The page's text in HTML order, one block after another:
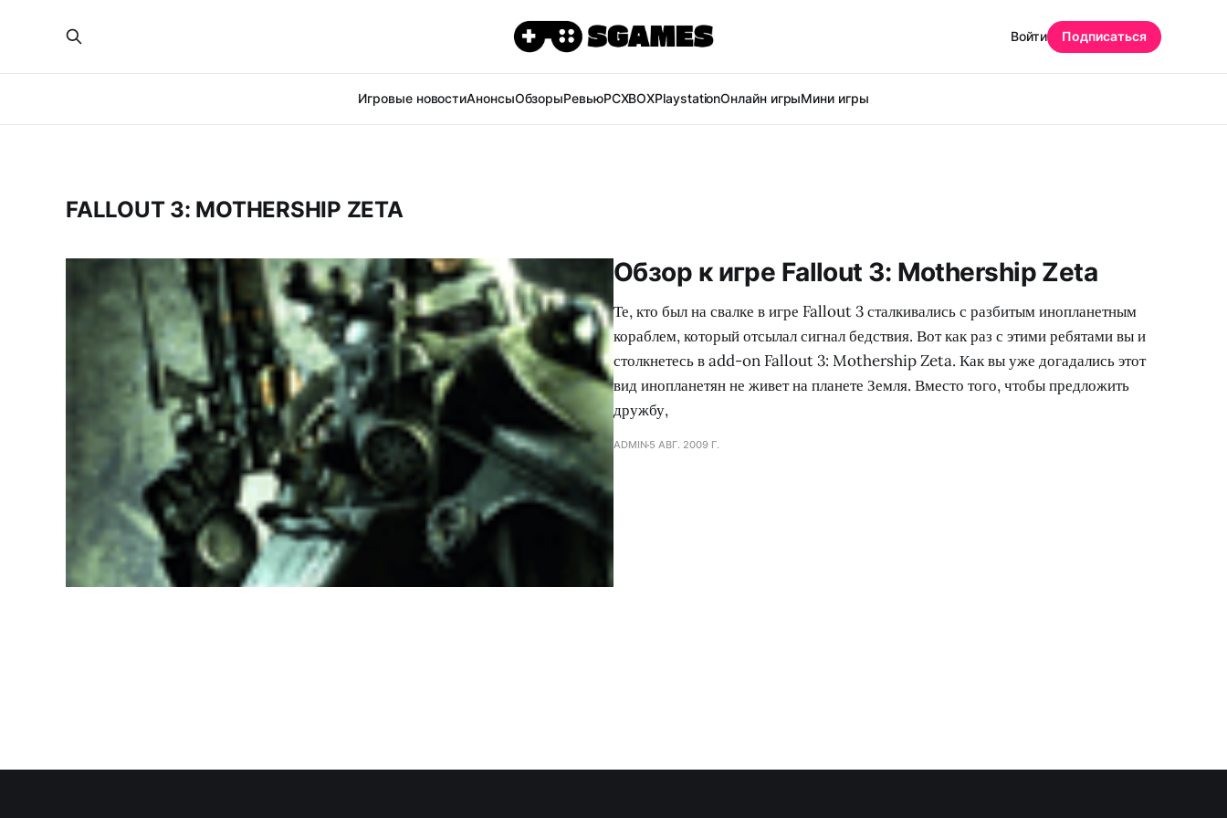
Игровые новостиАнонсыОбзорыРевьюPCXBOXPlaystationОнлайн игрыМини игры
Войти Подписаться
FALLOUT 3: MOTHERSHIP ZETA
Обзор к игре Fallout 3: Mothership Zeta
Те, кто был на свалке в игре Fallout 3 сталкивались с разбитым инопланетным
кораблем, который отсылал сигнал бедствия. Вот как раз с этими ребятами вы и
столкнетесь в add-on Fallout 3: Mothership Zeta. Как вы уже догадались этот
вид инопланетян не живет на планете Земля. Вместо того, чтобы предложить
дружбу,
ADMIN 5 АВГ. 2009 Г.